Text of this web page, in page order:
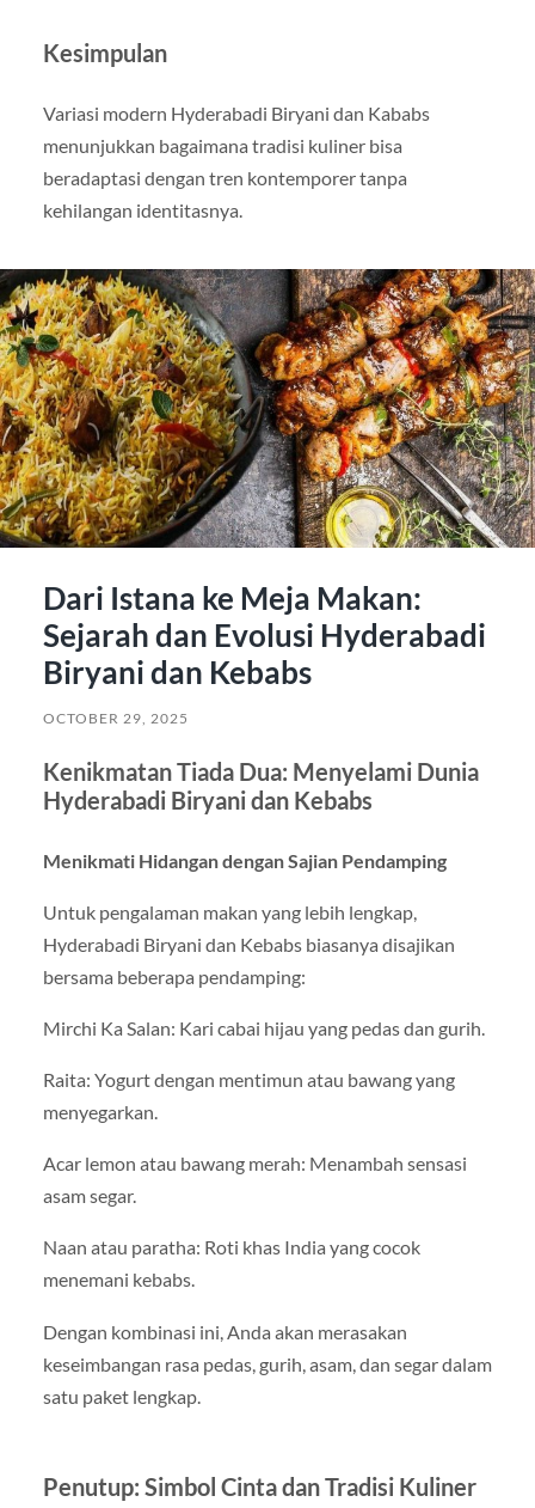
Kesimpulan
Variasi modern Hyderabadi Biryani dan Kababs
menunjukkan bagaimana tradisi kuliner bisa
beradaptasi dengan tren kontemporer tanpa
kehilangan identitasnya.
Dari Istana ke Meja Makan:
Sejarah dan Evolusi Hyderabadi
Biryani dan Kebabs
OCTOBER 29, 2025
Kenikmatan Tiada Dua: Menyelami Dunia
Hyderabadi Biryani dan Kebabs
Menikmati Hidangan dengan Sajian Pendamping
Untuk pengalaman makan yang lebih lengkap,
Hyderabadi Biryani dan Kebabs biasanya disajikan
bersama beberapa pendamping:
Mirchi Ka Salan: Kari cabai hijau yang pedas dan gurih.
Raita: Yogurt dengan mentimun atau bawang yang
menyegarkan.
Acar lemon atau bawang merah: Menambah sensasi
asam segar.
Naan atau paratha: Roti khas India yang cocok
menemani kebabs.
Dengan kombinasi ini, Anda akan merasakan
keseimbangan rasa pedas, gurih, asam, dan segar dalam
satu paket lengkap.
Penutup: Simbol Cinta dan Tradisi Kuliner